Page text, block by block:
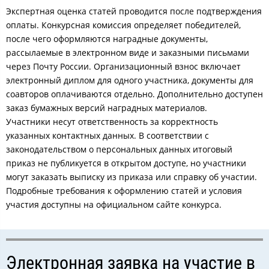
Экспертная оценка статей проводится после подтверждения
оплаты. Конкурсная комиссия определяет победителей,
после чего оформляются наградные документы,
рассылаемые в электронном виде и заказными письмами
через Почту России. Организационный взнос включает
электронный диплом для одного участника, документы для
соавторов оплачиваются отдельно. Дополнительно доступен
заказ бумажных версий наградных материалов.
Участники несут ответственность за корректность
указанных контактных данных. В соответствии с
законодательством о персональных данных итоговый
приказ не публикуется в открытом доступе, но участники
могут заказать выписку из приказа или справку об участии.
Подробные требования к оформлению статей и условия
участия доступны на официальном сайте конкурса.
Электронная заявка на участие в